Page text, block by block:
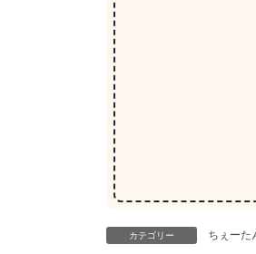
カテゴリー ちぇーた